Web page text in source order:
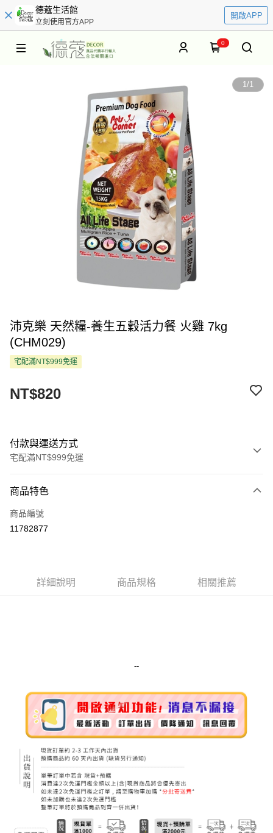
德蔻生活館
立刻使用官方APP
開啟APP
0
1/1
沛克樂 天然糧-養生五穀活力餐 火雞 7kg
(CHM029)
宅配滿NT$999免運
NT$820
付款與運送方式
宅配滿NT$999免運
信用卡一次付款
LINE Pay
每筆NT$100，滿NT$999(含以上)免運費
離島宅配（澎湖、金門、馬祖、小琉球）
每筆NT$250，滿NT$3,000(含以上)免運費
付款後門市自取
免運費
商品特色
商品編號
11782877
詳細說明 商品規格 相關推薦
--